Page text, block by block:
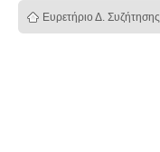
Ευρετήριο Δ. Συζήτησης